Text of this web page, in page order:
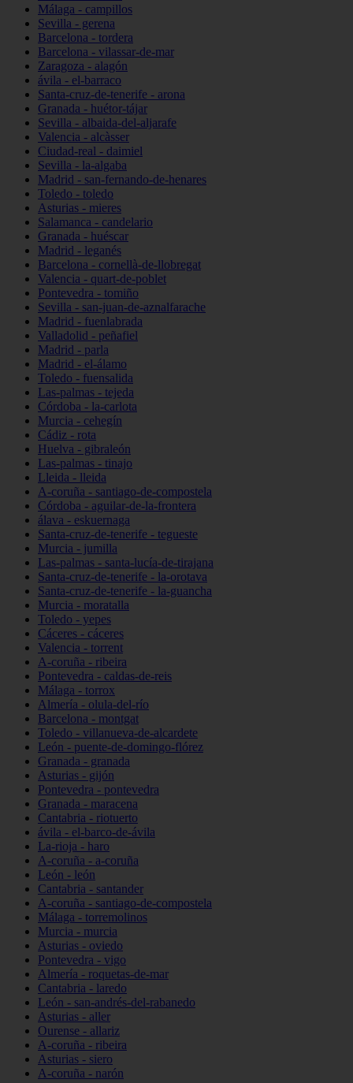
Málaga - campillos
Sevilla - gerena
Barcelona - tordera
Barcelona - vilassar-de-mar
Zaragoza - alagón
ávila - el-barraco
Santa-cruz-de-tenerife - arona
Granada - huétor-tájar
Sevilla - albaida-del-aljarafe
Valencia - alcàsser
Ciudad-real - daimiel
Sevilla - la-algaba
Madrid - san-fernando-de-henares
Toledo - toledo
Asturias - mieres
Salamanca - candelario
Granada - huéscar
Madrid - leganés
Barcelona - cornellà-de-llobregat
Valencia - quart-de-poblet
Pontevedra - tomiño
Sevilla - san-juan-de-aznalfarache
Madrid - fuenlabrada
Valladolid - peñafiel
Madrid - parla
Madrid - el-álamo
Toledo - fuensalida
Las-palmas - tejeda
Córdoba - la-carlota
Murcia - cehegín
Cádiz - rota
Huelva - gibraleón
Las-palmas - tinajo
Lleida - lleida
A-coruña - santiago-de-compostela
Córdoba - aguilar-de-la-frontera
álava - eskuernaga
Santa-cruz-de-tenerife - tegueste
Murcia - jumilla
Las-palmas - santa-lucía-de-tirajana
Santa-cruz-de-tenerife - la-orotava
Santa-cruz-de-tenerife - la-guancha
Murcia - moratalla
Toledo - yepes
Cáceres - cáceres
Valencia - torrent
A-coruña - ribeira
Pontevedra - caldas-de-reis
Málaga - torrox
Almería - olula-del-río
Barcelona - montgat
Toledo - villanueva-de-alcardete
León - puente-de-domingo-flórez
Granada - granada
Asturias - gijón
Pontevedra - pontevedra
Granada - maracena
Cantabria - riotuerto
ávila - el-barco-de-ávila
La-rioja - haro
A-coruña - a-coruña
León - león
Cantabria - santander
A-coruña - santiago-de-compostela
Málaga - torremolinos
Murcia - murcia
Asturias - oviedo
Pontevedra - vigo
Almería - roquetas-de-mar
Cantabria - laredo
León - san-andrés-del-rabanedo
Asturias - aller
Ourense - allariz
A-coruña - ribeira
Asturias - siero
A-coruña - narón